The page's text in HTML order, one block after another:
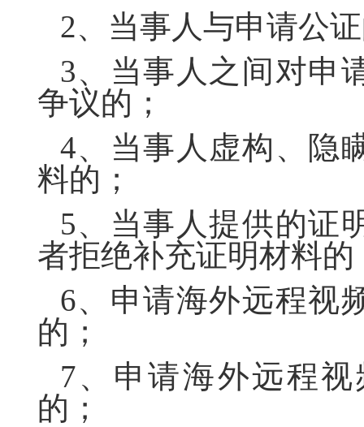
2、当事人与申请公
3、当事人之间对申
争议的；
4、当事人虚构、隐
料的；
5、当事人提供的证
者拒绝补充证明材料的
6、申请海外远程视
的；
7、申请海外远程
的；